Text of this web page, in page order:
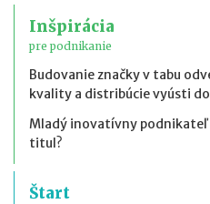
Inšpirácia
pre podnikanie
Budovanie značky v tabu
kvality a distribúcie vyústi
Mladý inovatívny
titul?
Štart